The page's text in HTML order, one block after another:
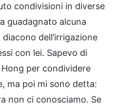
condivisioni in diverse
guadagnato alcuna
dell’irrigazione
con lei. Sapevo di
per condividere
ma poi mi sono detta:
non ci conosciamo. Se